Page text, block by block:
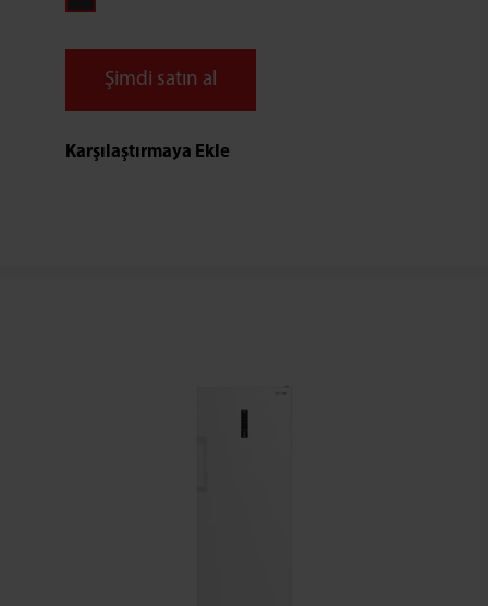
Şimdi satın al
Karşılaştırmaya Ekle